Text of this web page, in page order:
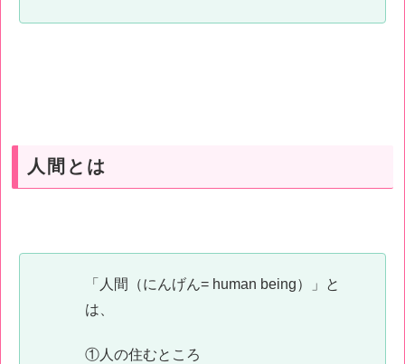
人間とは
「人間（にんげん= human being）」と
は、
①人の住むところ